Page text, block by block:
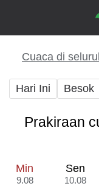
Cuaca di
Hari Ini Besok
Prakiraan
Min
9.08
Sen
10.08